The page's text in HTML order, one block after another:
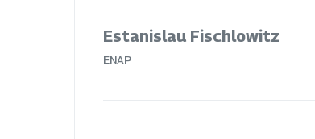
Estanislau Fischlowitz
ENAP